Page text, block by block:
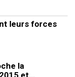
leurs forces
la